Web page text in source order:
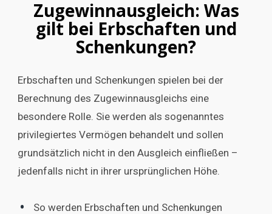
Zugewinnausgleich: Was
gilt bei Erbschaften und
Schenkungen?
Erbschaften und Schenkungen spielen bei der
Berechnung des Zugewinnausgleichs eine
besondere Rolle. Sie werden als sogenanntes
privilegiertes Vermögen behandelt und sollen
grundsätzlich nicht in den Ausgleich einfließen –
jedenfalls nicht in ihrer ursprünglichen Höhe.
So werden Erbschaften und Schenkungen